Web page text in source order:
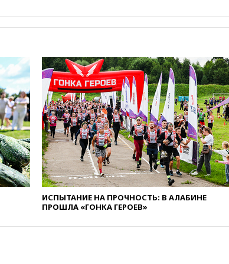
под Самарой погибли два
человека
вчера, 10:27Движение по
трассе «Новороссия»
восстановлено
вчера, 09:55Силы ПВО
перехватили за утро 85 БПЛА
над территорией РФ
вчера, 09:25Ильский НПЗ на
Кубани загорелся после
вчера, 08:57
ИСПЫТАНИЕ НА ПРОЧНОСТЬ: В АЛАБИНЕ
ПРОШЛА «ГОНКА ГЕРОЕВ»